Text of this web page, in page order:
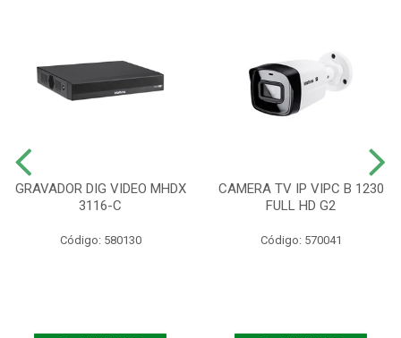
GRAVADOR DIG VIDEO MHDX
3116-C
Código: 580130
CAMERA TV IP VIPC B 1230
FULL HD G2
Código: 570041